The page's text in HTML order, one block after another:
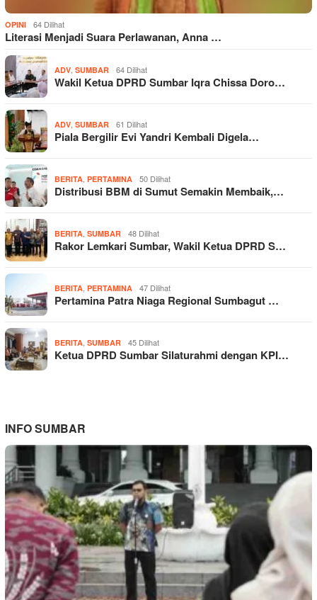
OPINI 64 Dilihat
Literasi Menjadi Suara Perlawanan, Anna …
ADV SUMBAR 64 Dilihat
Wakil Ketua DPRD Sumbar Iqra Chissa Doro…
ADV SUMBAR 61 Dilihat
Piala Bergilir Evi Yandri Kembali Digela…
BERITA PERTAMINA 50 Dilihat
Distribusi BBM di Sumut Semakin Membaik,…
BERITA SUMBAR 48 Dilihat
Rakor Lemkari Sumbar, Wakil Ketua DPRD S…
BERITA PERTAMINA 47 Dilihat
Pertamina Patra Niaga Regional Sumbagut …
BERITA SUMBAR 45 Dilihat
Ketua DPRD Sumbar Silaturahmi dengan KPI…
INFO SUMBAR